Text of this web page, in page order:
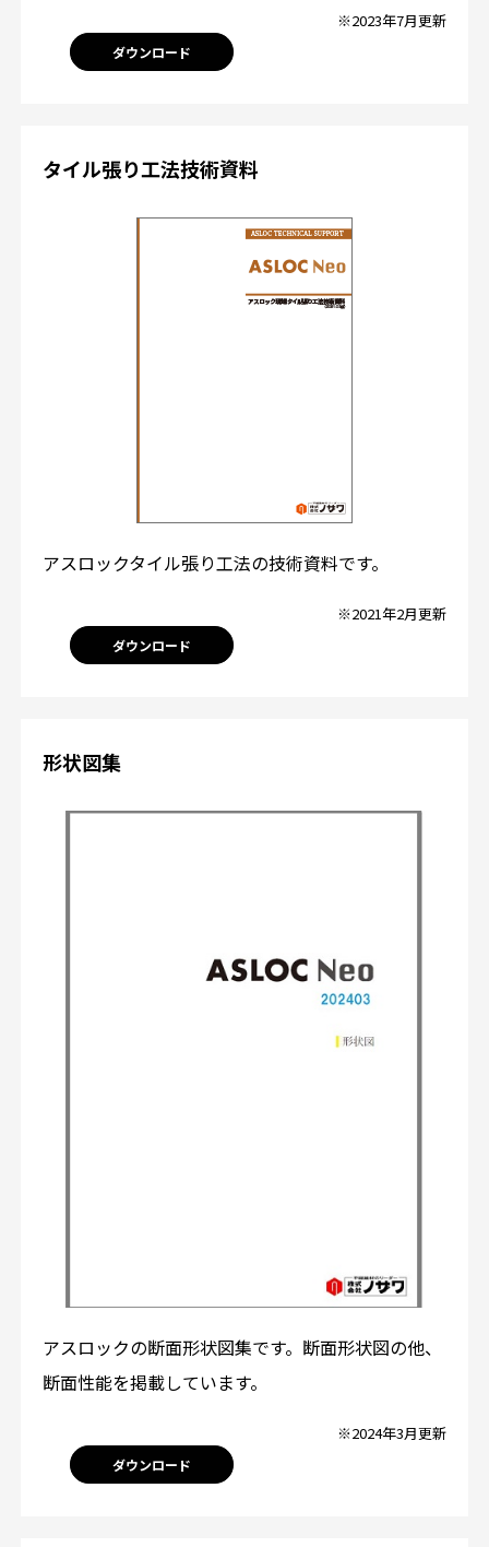
※2023年7月更新
ダウンロード
タイル張り工法技術資料
アスロックタイル張り工法の技術資料です。
※2021年2月更新
ダウンロード
形状図集
アスロックの断面形状図集です。断面形状図の他、
断面性能を掲載しています。
※2024年3月更新
ダウンロード